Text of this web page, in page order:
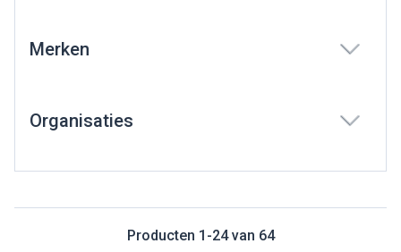
Merken
Organisaties
Producten 1 -24van 64